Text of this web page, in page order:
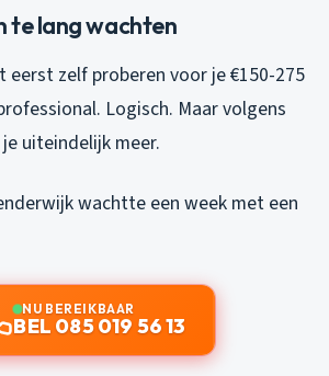
te lang wachten
eerst zelf proberen voor je €150-275
Logisch. Maar volgens
uiteindelijk meer.
wachtte een week met een
NU BEREIKBAAR
BEL 085 019 56 13